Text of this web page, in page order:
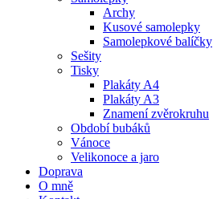
Archy
Kusové samolepky
Samolepkové balíčky
Sešity
Tisky
Plakáty A4
Plakáty A3
Znamení zvěrokruhu
Období bubáků
Vánoce
Velikonoce a jaro
Doprava
O mně